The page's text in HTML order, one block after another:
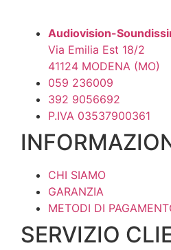
opzioni
possono
essere
scelte
nella
del
Audiovision-
Via Emilia Est 18/2
41124 MODENA (MO)
059 236009
392 9056692
P.IVA 03537900361
CHI SIAMO
GARANZIA
METODI DI
SERVIZIO